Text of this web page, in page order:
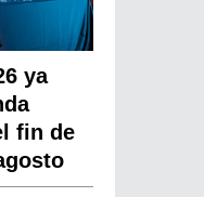
ya
fin de